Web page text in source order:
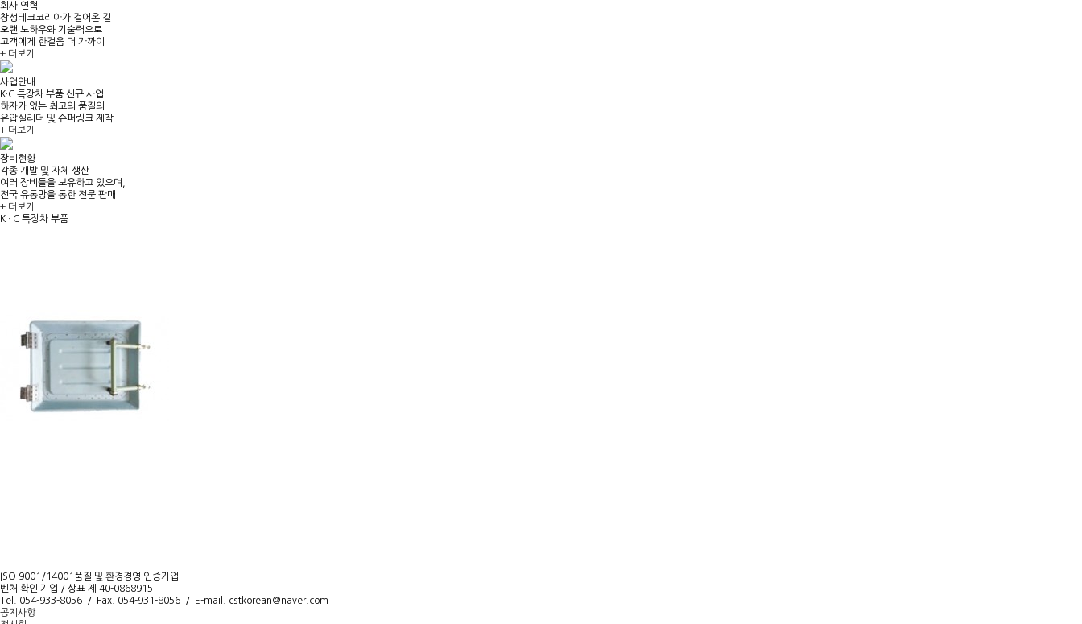
회사 연혁
창성테크코리아가 걸어온 길
오랜 노하우와 기술력으로
고객에게 한걸음 더 가까이
+ 더보기
사업안내
K·C 특장차 부품 신규 사업
하자가 없는 최고의 품질의
유압실리더 및 슈퍼링크 제작
+ 더보기
장비현황
각종 개발 및 자체 생산
여러 장비들을 보유하고 있으며,
전국 유통망을 통한 전문 판매
+ 더보기
K · C 특장차 부품
ISO 9001/14001품질 및 환경경영 인증기업
벤처 확인 기업 / 상표 제 40-0868915
Tel.
054-933-8056 / Fax. 054-931-8056 / E-mail.
cstkorean@naver.com
공지사항